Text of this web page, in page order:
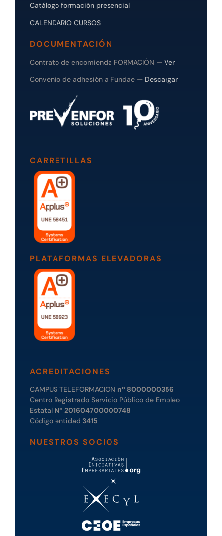
Catálogo formación presencial
CALENDARIO CURSOS
DOCUMENTACIÓN
Contrato de encomienda FORMACIÓN — Ver
Convenio de adhesión a Fundae — Descargar
CARRETILLAS
PLATAFORMAS ELEVADORAS
ACREDITACIONES
CAMPUS TELEFORMACION nº 8000000356
Centro Registrado Servicio Público de Empleo
Estatal Nº 201604700000748
Código entidad 3415
NUESTROS SOCIOS